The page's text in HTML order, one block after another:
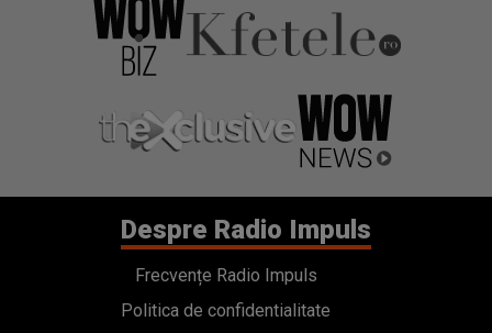
Despre Radio Impuls
Frecvențe Radio Impuls
Politica de confidentialitate